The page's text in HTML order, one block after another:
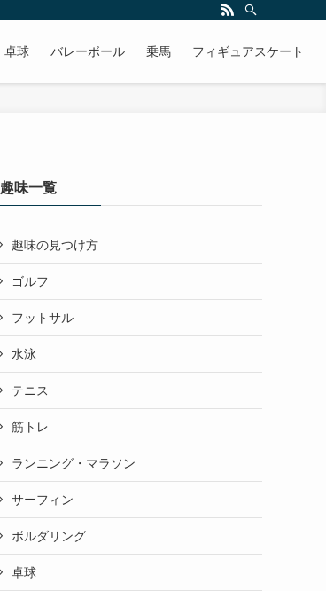
卓球 バレーボール 乗馬 フィギュアスケート
趣味一覧
趣味の見つけ方
ゴルフ
フットサル
水泳
テニス
筋トレ
ランニング・マラソン
サーフィン
ボルダリング
卓球